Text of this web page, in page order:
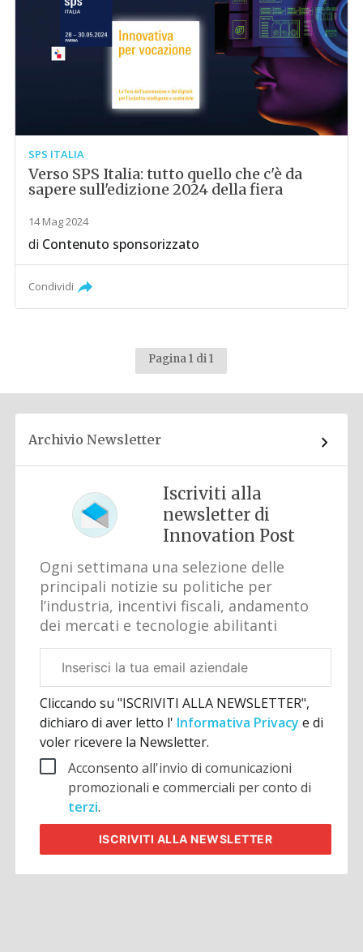
SPS ITALIA
Verso SPS Italia: tutto quello che c'è da
sapere sull'edizione 2024 della fiera
14 Mag 2024
di Contenuto sponsorizzato
Condividi
Pagina 1 di 1
Archivio Newsletter
Iscriviti alla
newsletter di
Innovation Post
Ogni settimana una selezione delle
principali notizie su politiche per
l’industria, incentivi fiscali, andamento
dei mercati e tecnologie abilitanti
aziendale
Cliccando su "ISCRIVITI ALLA NEWSLETTER",
dichiaro di aver letto l' Informativa Privacye di
voler ricevere la Newsletter.
Acconsento all'invio di comunicazioni
promozionali e commerciali per conto di
terzi.
ISCRIVITI ALLA NEWSLETTER